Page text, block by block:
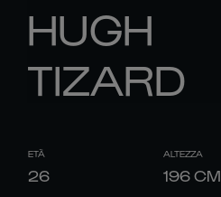
HUGH
TIZARD
ETÀ
26
ALTEZZA
196CM